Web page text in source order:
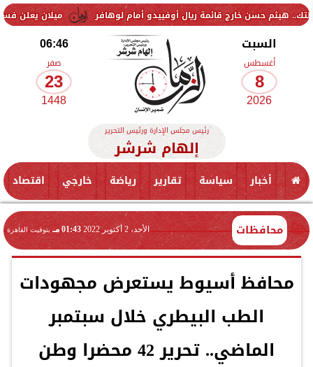
ميلان يعلن فسخ عقد خارج قائمة ريال أوفييدو أمام لوهافر
السبت
أغسطس
8
2026
06:46
صفر
23
1448
رئيس مجلس الإدارة ورئيس التحرير
إلهام شرشر
أخبار سياسة تقارير رياضة خارجي اقتصاد
محافظات الأحد، 2 أكتوبر 2022 01:43 مـ بتوقيت القاهرة
محافظ أسيوط يستعرض مجهودات
الطب البيطري خلال سبتمبر
الماضي.. تحرير 42 محضرا وطن